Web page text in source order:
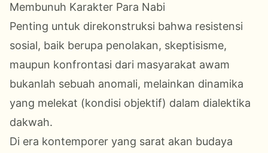
Membunuh Karakter Para Nabi
Penting untuk direkonstruksi bahwa resistensi
sosial, baik berupa penolakan, skeptisisme,
maupun konfrontasi dari masyarakat awam
bukanlah sebuah anomali, melainkan dinamika
yang melekat (kondisi objektif) dalam dialektika
dakwah.
Di era kontemporer yang sarat akan budaya